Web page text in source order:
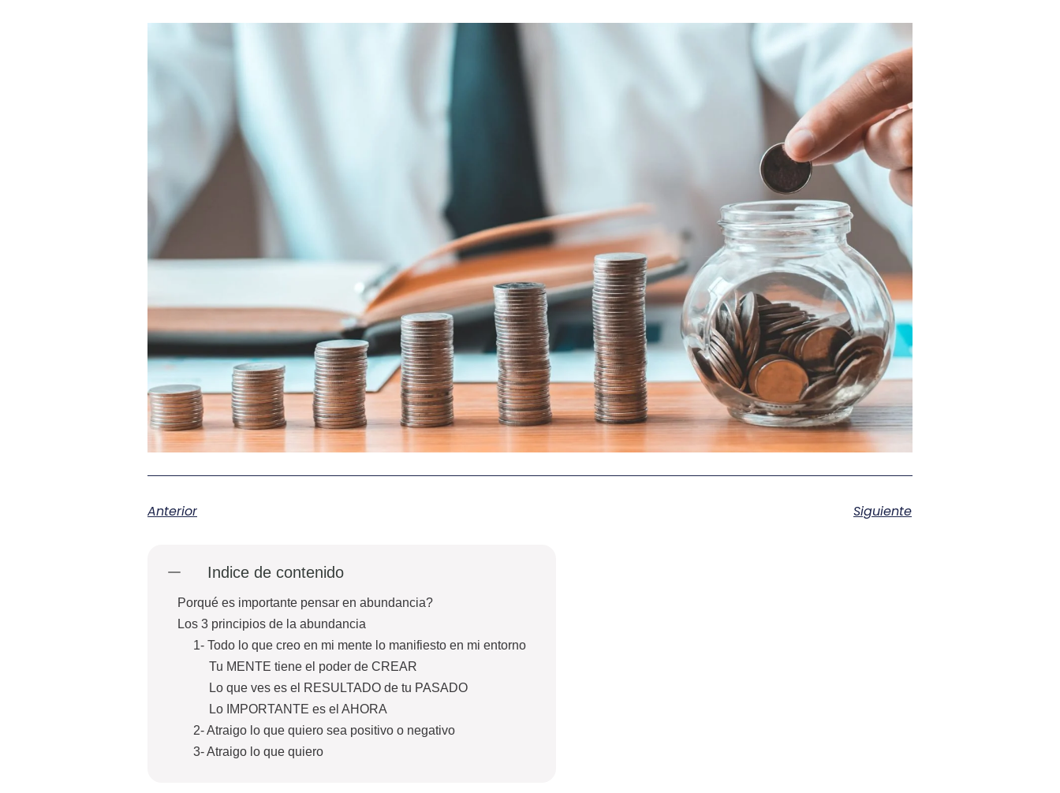
Anterior Siguiente
Indice de contenido
Porqué es importante pensar en abundancia?
Los 3 principios de la abundancia
1- Todo lo que creo en mi mente lo manifiesto en mi entorno
Tu MENTE tiene el poder de CREAR
Lo que ves es el RESULTADO de tu PASADO
Lo IMPORTANTE es el AHORA
2- Atraigo lo que quiero sea positivo o negativo
3- Atraigo lo que quiero